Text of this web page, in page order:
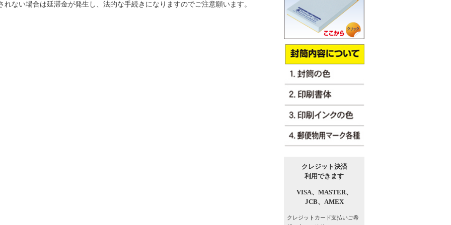
れない場合は延滞金が発生し、法的な手続きになりますのでご注意願います。
クレジット決済
利用できます
VISA、 MASTER、
JCB、 AMEX
クレジットカード支払いご希